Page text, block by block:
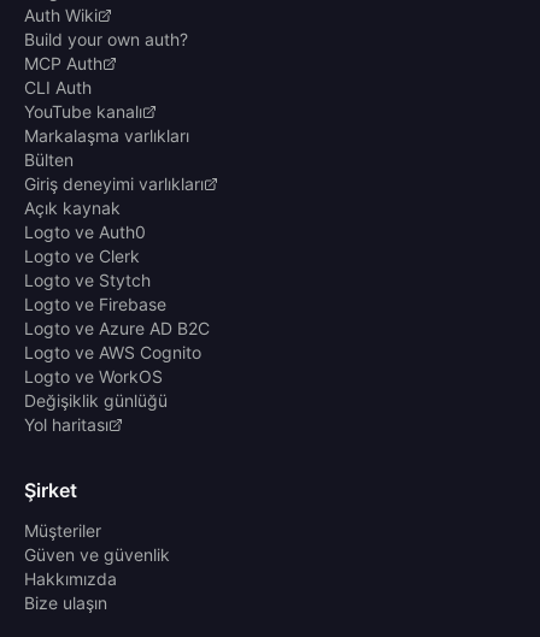
Auth Wiki
Build your own auth?
MCP Auth
CLI Auth
YouTube kanalı
Markalaşma varlıkları
Bülten
Giriş deneyimi varlıkları
Açık kaynak
Logto ve Auth0
Logto ve Clerk
Logto ve Stytch
Logto ve Firebase
Logto ve Azure AD B2C
Logto ve AWS Cognito
Logto ve WorkOS
Değişiklik günlüğü
Yol haritası
Şirket
Müşteriler
Güven ve güvenlik
Hakkımızda
Bize ulaşın